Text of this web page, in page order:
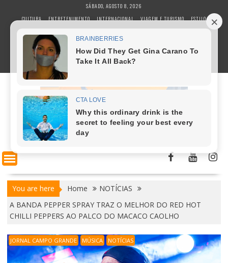
c
SÁBADO, AGOSTO 8, 2026
CULTURA
ENTRETENIMENTO INTERNACIONAL VIAGEM E TURISMO
ESTILO
POLÍTICA
GASTRONOMIA
BUSINESS E NEGÓCIOS
TECNOLOGIA
You are here Home
NOTÍCIAS
A BANDA PEPPER SPRAY TRAZ O MELHOR DO RED HOT
CHILLI PEPPERS AO PALCO DO MACACO CAOLHO
JORNAL CAMPO GRANDE MÚSICA NOTÍCIAS